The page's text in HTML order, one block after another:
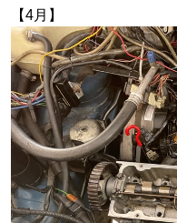
【4月】